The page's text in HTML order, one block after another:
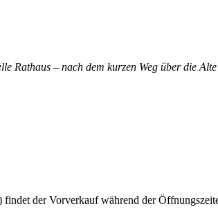
Rathaus – nach dem kurzen Weg über die
der Vorverkauf während der